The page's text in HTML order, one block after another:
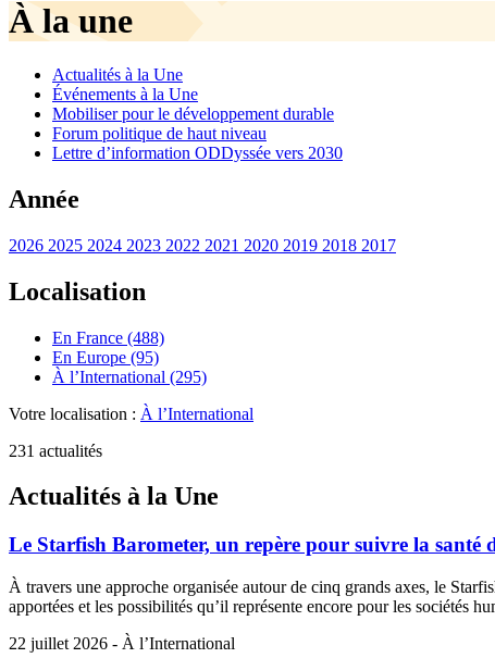
À la une
Actualités à la Une
Événements à la Une
Mobiliser pour le développement durable
Forum politique de haut niveau
Lettre d’information ODDyssée vers 2030
Année
2026 2025 2024 2023 2022 2021 2020 2019 2018 2017
Localisation
En France (488)
En Europe (95)
À l’International (295)
Votre localisation : À l’International
231 actualités
Actualités à la Une
Le Starfish Barometer, un repère pour suivre la santé
À travers une approche organisée autour de cinq grands axes, le
apportées et les possibilités qu’il représente encore pour les sociétés
22 juillet 2026 - À l’International